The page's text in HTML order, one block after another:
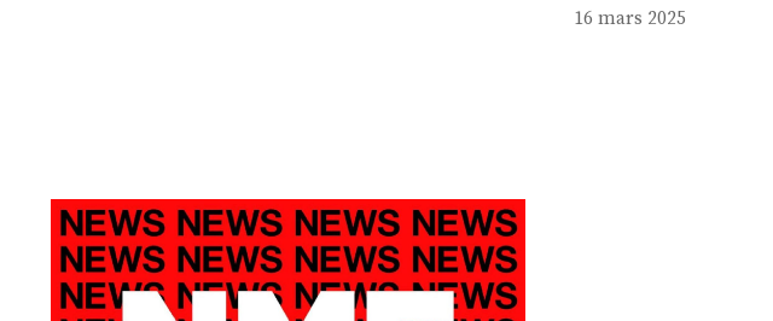
16 mars 2025